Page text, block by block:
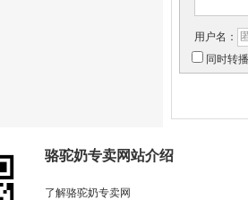
用户名：
同时转
骆驼奶专卖网站介绍
了解骆驼奶专卖网